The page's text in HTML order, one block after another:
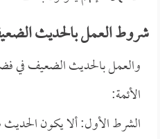
شروط العمل بالحديث
والعمل بالحديث الضعيف في
الأئمة:
الشرط الأول: ألا يكون